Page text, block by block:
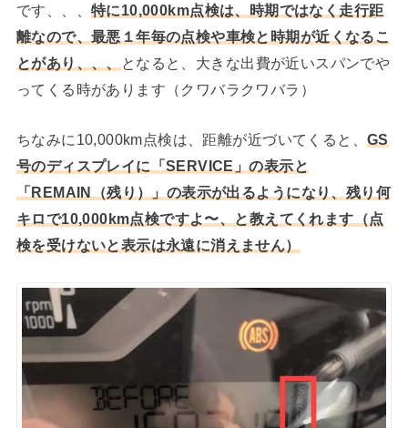
です、、、 特に10,000km点検は、時期ではなく走行距
離なので、最悪１年毎の点検や車検と時期が近くなるこ
とがあり、、、
となると、大きな出費が近いスパンでや
ってくる時があります（クワバラクワバラ）
ちなみに10,000km点検は、距離が近づいてくると、GS
号のディスプレイに「SERVICE」の表示と
「REMAIN（残り）」の表示が出るようになり、残り何
キロで10,000km点検ですよ〜、と教えてくれます（点
検を受けないと表示は永遠に消えません）